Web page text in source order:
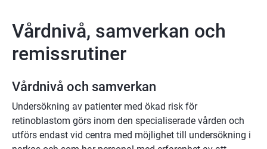
Vårdnivå, samverkan och
remissrutiner
Vårdnivå och samverkan
Undersökning av patienter med ökad risk för
retinoblastom görs inom den specialiserade vården och
utförs endast vid centra med möjlighet till undersökning i